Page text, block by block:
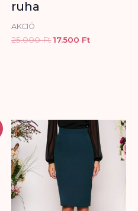
ruha
AKCIÓ
25.000Ft 17.500 Ft